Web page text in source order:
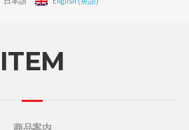
ITEM